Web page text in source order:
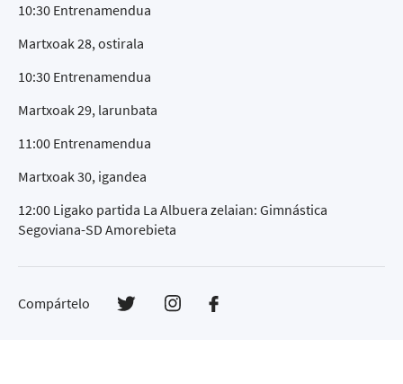
10:30 Entrenamendua
Martxoak 28, ostirala
10:30 Entrenamendua
Martxoak 29, larunbata
11:00 Entrenamendua
Martxoak 30, igandea
12:00 Ligako partida La Albuera zelaian: Gimnástica
Segoviana-SD Amorebieta
Compártelo